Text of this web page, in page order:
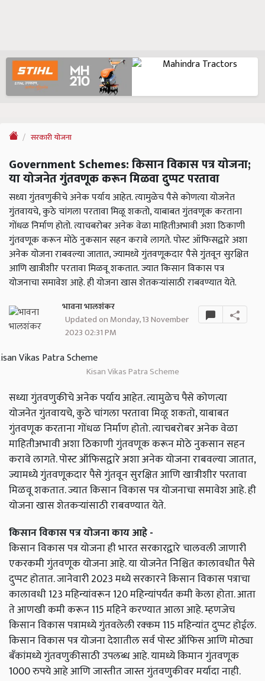
सरकारी योजना
Government Schemes: किसान विकास पत्र योजना;
या योजनेत गुंतवणूक करून मिळवा दुप्पट परतावा
सध्या गुंतवणुकीचे अनेक पर्याय आहेत. त्यामुळेच पैसे कोणत्या योजनेत
गुंतवायचे, कुठे चांगला परतावा मिळू शकतो, याबाबत गुंतवणूक करताना
गोंधळ निर्माण होतो. त्याचबरोबर अनेक वेळा माहितीअभावी अशा ठिकाणी
गुंतवणूक करून मोठे नुकसान सहन करावे लागते. पोस्ट ऑफिसद्वारे अशा
अनेक योजना राबवल्या जातात, ज्यामध्ये गुंतवणूकदार पैसे गुंतवून सुरक्षित
आणि खात्रीशीर परतावा मिळवू शकतात. ज्यात किसान विकास पत्र
योजनाचा समावेश आहे. ही योजना खास शेतकऱ्यांसाठी राबवण्यात येते.
भावना भालशंकर
Updated on Monday, 13 November
2023 02:31 PM
Kisan Vikas Patra Scheme
सध्या गुंतवणुकीचे अनेक पर्याय आहेत. त्यामुळेच पैसे कोणत्या
योजनेत गुंतवायचे, कुठे चांगला परतावा मिळू शकतो, याबाबत
गुंतवणूक करताना गोंधळ निर्माण होतो. त्याचबरोबर अनेक वेळा
माहितीअभावी अशा ठिकाणी गुंतवणूक करून मोठे नुकसान सहन
करावे लागते. पोस्ट ऑफिसद्वारे अशा अनेक योजना राबवल्या जातात,
ज्यामध्ये गुंतवणूकदार पैसे गुंतवून सुरक्षित आणि खात्रीशीर परतावा
मिळवू शकतात. ज्यात किसान विकास पत्र योजनाचा समावेश आहे. ही
योजना खास शेतकऱ्यांसाठी राबवण्यात येते.
किसान विकास पत्र योजना काय आहे -
किसान विकास पत्र योजना ही भारत सरकारद्वारे चालवली जाणारी
एकरकमी गुंतवणूक योजना आहे. या योजनेत निश्चित कालावधीत पैसे
दुप्पट होतात. जानेवारी 2023 मध्ये सरकारने किसान विकास पत्राचा
कालावधी 123 महिन्यांवरून 120 महिन्यांपर्यंत कमी केला होता. आता
ते आणखी कमी करून 115 महिने करण्यात आला आहे. म्हणजेच
किसान विकास पत्रामध्ये गुंतवलेली रक्कम 115 महिन्यांत दुप्पट होईल.
किसान विकास पत्र योजना देशातील सर्व पोस्ट ऑफिस आणि मोठ्या
बँकांमध्ये गुंतवणुकीसाठी उपलब्ध आहे. यामध्ये किमान गुंतवणूक
1000 रुपये आहे आणि जास्तीत जास्त गुंतवणुकीवर मर्यादा नाही.